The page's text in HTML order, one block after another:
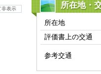
非表示 所在地・
所在地
評価書上の交通
参考交通